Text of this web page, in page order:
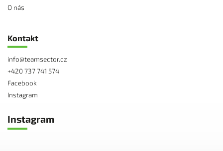
O nás
Kontakt
info@teamsector.cz
+420 737 741 574
Facebook
Instagram
Instagram